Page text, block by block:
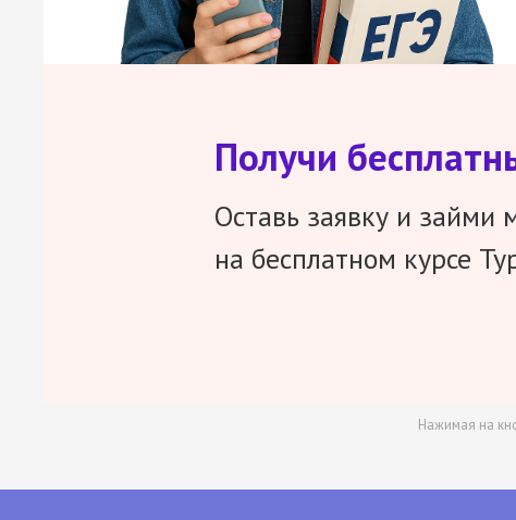
Получи
Оставь заявку и займи
на бесплатном курсе
Нажимая на